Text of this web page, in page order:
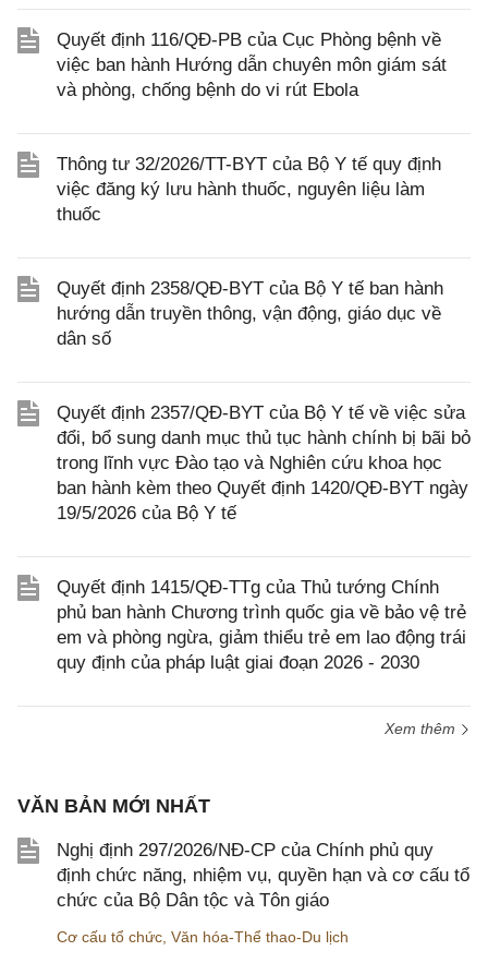
Quyết định 116/QĐ-PB của Cục Phòng bệnh về
việc ban hành Hướng dẫn chuyên môn giám sát
và phòng, chống bệnh do vi rút Ebola
Thông tư 32/2026/TT-BYT của Bộ Y tế quy định
việc đăng ký lưu hành thuốc, nguyên liệu làm
thuốc
Quyết định 2358/QĐ-BYT của Bộ Y tế ban hành
hướng dẫn truyền thông, vận động, giáo dục về
dân số
Quyết định 2357/QĐ-BYT của Bộ Y tế về việc sửa
đổi, bổ sung danh mục thủ tục hành chính bị bãi bỏ
trong lĩnh vực Đào tạo và Nghiên cứu khoa học
ban hành kèm theo Quyết định 1420/QĐ-BYT ngày
19/5/2026 của Bộ Y tế
Quyết định 1415/QĐ-TTg của Thủ tướng Chính
phủ ban hành Chương trình quốc gia về bảo vệ trẻ
em và phòng ngừa, giảm thiểu trẻ em lao động trái
quy định của pháp luật giai đoạn 2026 - 2030
Xem thêm
VĂN BẢN MỚI NHẤT
Nghị định 297/2026/NĐ-CP của Chính phủ quy
định chức năng, nhiệm vụ, quyền hạn và cơ cấu tổ
chức của Bộ Dân tộc và Tôn giáo
Cơ cấu tổ chức Văn hóa-Thể thao-Du lịch